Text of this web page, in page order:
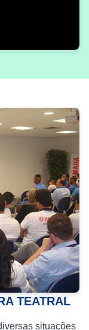
TEATRAL
situações